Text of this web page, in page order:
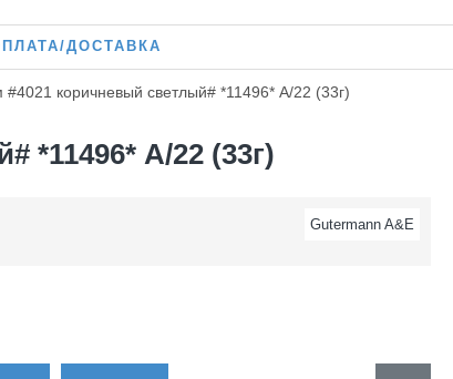
ДОСТАВКА
коричневый светлый# *11496* A/22 (33г)
*11496* A/22 (33г)
Gutermann A&E